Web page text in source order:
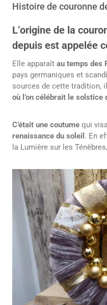
Histoire de couronne
L’origine de la
depuis est appelée
Elle apparaît au temps des
pays germaniques et
sources de cette tradition,
où l’on célébrait le solstice
C’était une coutume qui
renaissance du soleil . En
la Lumière sur les